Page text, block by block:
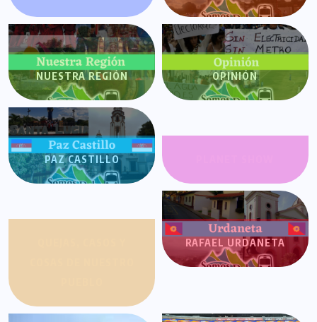
NUESTRA REGIÓN OPINIÓN
PAZ CASTILLO
RAFAEL URDANETA